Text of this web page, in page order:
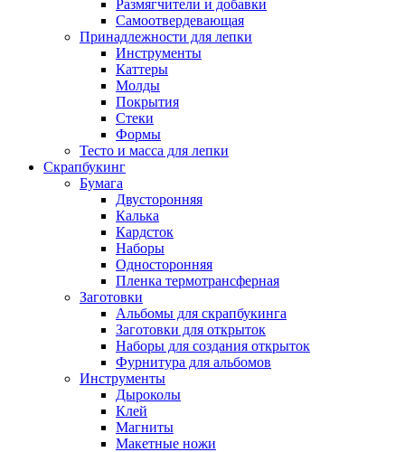
Размягчители и добавки
Самоотвердевающая
Принадлежности для лепки
Инструменты
Каттеры
Молды
Покрытия
Стеки
Формы
Тесто и масса для лепки
Скрапбукинг
Бумага
Двусторонняя
Калька
Кардсток
Наборы
Односторонняя
Пленка термотрансферная
Заготовки
Альбомы для скрапбукинга
Заготовки для открыток
Наборы для создания открыток
Фурнитура для альбомов
Инструменты
Дыроколы
Клей
Магниты
Макетные ножи